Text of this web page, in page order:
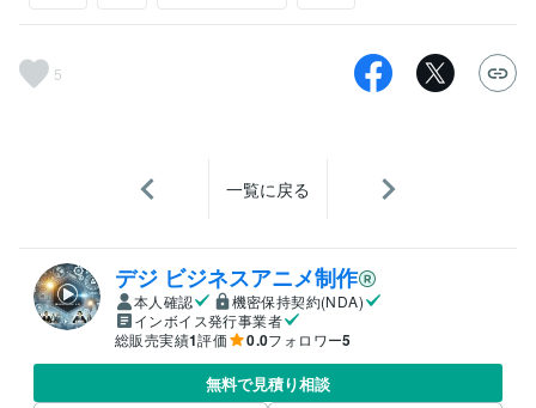
5
一覧に戻る
デジ ビジネスアニメ制作
本人確認
機密保持契約(NDA)
インボイス発行事業者
総販売実績1評価 0.0フォロワー5
無料で見積り相談